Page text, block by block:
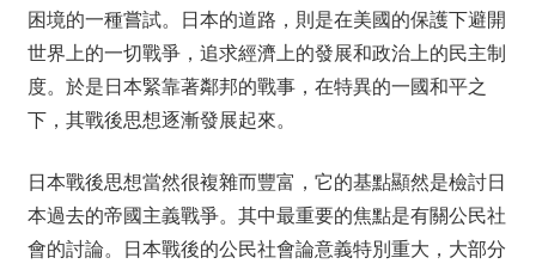
困境的一種嘗試。日本的道路，則是在美國的保護下避開
世界上的一切戰爭，追求經濟上的發展和政治上的民主制
度。於是日本緊靠著鄰邦的戰事，在特異的一國和平之
下，其戰後思想逐漸發展起來。
日本戰後思想當然很複雜而豐富，它的基點顯然是檢討日
本過去的帝國主義戰爭。其中最重要的焦點是有關公民社
會的討論。日本戰後的公民社會論意義特別重大，大部分